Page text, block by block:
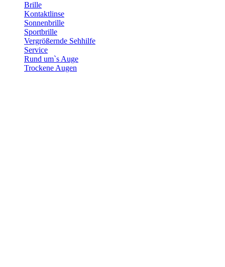
Brille
Kontaktlinse
Sonnenbrille
Sportbrille
Vergrößernde Sehhilfe
Service
Rund um`s Auge
Trockene Augen